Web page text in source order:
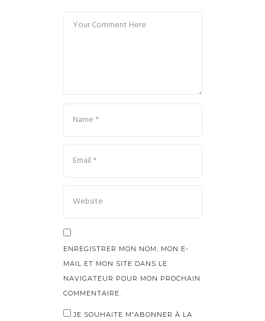
ENREGISTRER MON NOM, MON E-
MAIL ET MON SITE DANS LE
NAVIGATEUR POUR MON PROCHAIN
COMMENTAIRE.
JE SOUHAITE M'ABONNER À LA